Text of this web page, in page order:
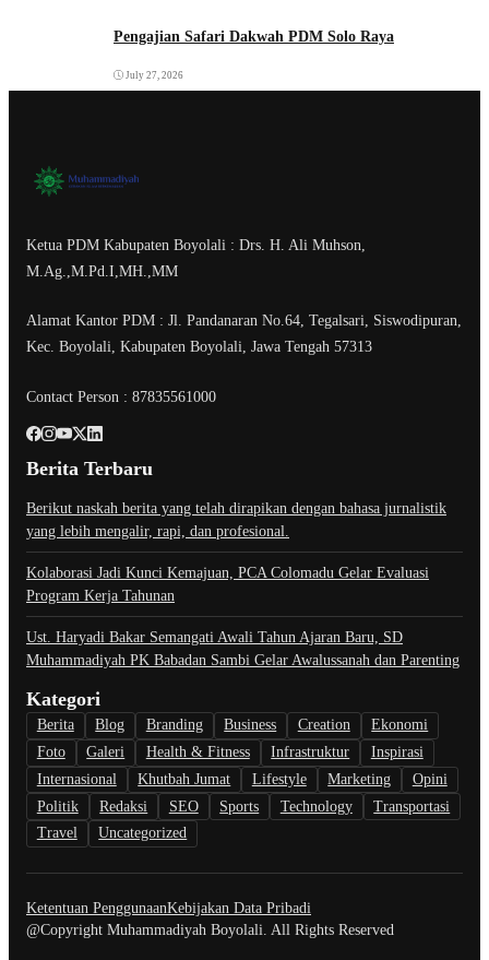
Pengajian Safari Dakwah PDM Solo Raya
July 27, 2026
Ketua PDM Kabupaten Boyolali : Drs. H. Ali Muhson,
M.Ag.,M.Pd.I,MH.,MM
Alamat Kantor PDM : Jl. Pandanaran No.64, Tegalsari, Siswodipuran,
Kec. Boyolali, Kabupaten Boyolali, Jawa Tengah 57313
Contact Person : 87835561000
Berita Terbaru
Berikut naskah berita yang telah dirapikan dengan bahasa jurnalistik
yang lebih mengalir, rapi, dan profesional.
Kolaborasi Jadi Kunci Kemajuan, PCA Colomadu Gelar Evaluasi
Program Kerja Tahunan
Ust. Haryadi Bakar Semangati Awali Tahun Ajaran Baru, SD
Muhammadiyah PK Babadan Sambi Gelar Awalussanah dan Parenting
Kategori
Berita Blog Branding Business Creation
Ekonomi
Foto
Galeri Health & Fitness Infrastruktur
Inspirasi
Internasional
Khutbah Jumat Lifestyle Marketing
Opini
Politik
Redaksi SEO Sports Technology
Transportasi
Travel
Uncategorized
Ketentuan PenggunaanKebijakan Data Pribadi
@Copyright Muhammadiyah Boyolali. All Rights Reserved